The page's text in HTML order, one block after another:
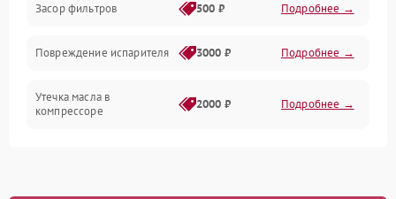
Засор фильтров 500 ₽ Подробнее →
Повреждение испарителя 3000 ₽ Подробнее →
Утечка масла в
компрессоре
2000 ₽ Подробнее →